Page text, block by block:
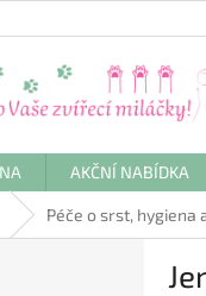
AKČNÍ NABÍDKA
Péče o srst, hygiena